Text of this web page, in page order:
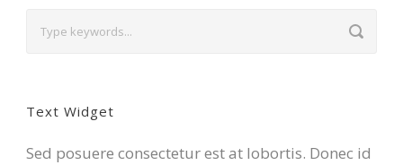
Text Widget
Sed posuere consectetur est at lobortis. Donec id